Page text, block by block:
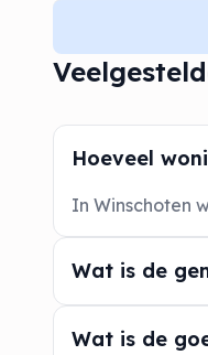
Hoeveel
In Winschoten
Wat is de
Wat is de